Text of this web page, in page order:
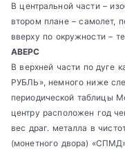
В центральной части –
втором плане – самолет,
вверху по окружности
АВЕРС
В верхней части по дуге
РУБЛЬ», немного ниже
периодической таблицы
центру расположен год
вес драг. металла в
(монетного двора)